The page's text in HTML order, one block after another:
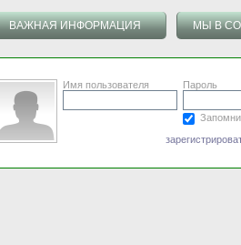
ВАЖНАЯ ИНФОРМАЦИЯ МЫ В
Имя пользователя Пароль